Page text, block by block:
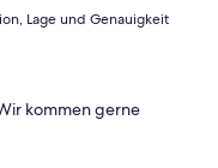
Lage und Genauigkeit
kommen gerne